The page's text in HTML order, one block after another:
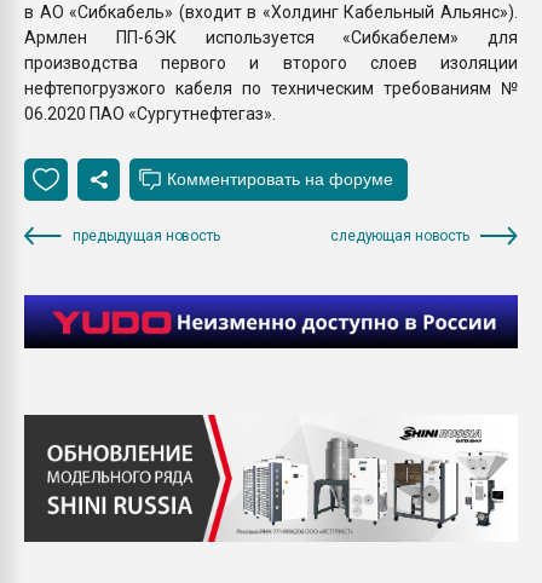
в АО «Сибкабель» (входит в «Холдинг Кабельный Альянс»).
Армлен ПП-6ЭК используется «Сибкабелем» для
производства первого и второго слоев изоляции
нефтепогрузжого кабеля по техническим требованиям №
06.2020 ПАО «Сургутнефтегаз».
предыдущая новость следующая новость